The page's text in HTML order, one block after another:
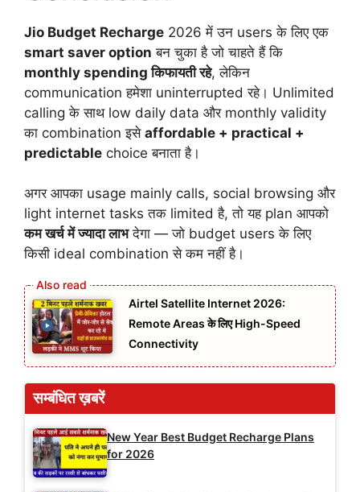
Jio Budget Recharge 2026 में उन users के लिए एक
smart saver option बन चुका है जो चाहते हैं कि
monthly spending किफायती रहे, लेकिन
communication हमेशा uninterrupted रहे। Unlimited
calling के साथ low daily data और monthly validity
का combination इसे affordable + practical +
predictable choice बनाता है।
अगर आपका usage mainly calls, social browsing और
light internet tasks तक limited है, तो यह plan आपको
कम खर्च में ज्यादा लाभदेगा — जो budget users के लिए
किसी ideal combination से कम नहीं है।
Airtel Satellite Internet 2026:
Remote Areas के लिए High-Speed
Connectivity
सम्बंधित ख़बरें
New Year Best Budget Recharge Plans
for 2026